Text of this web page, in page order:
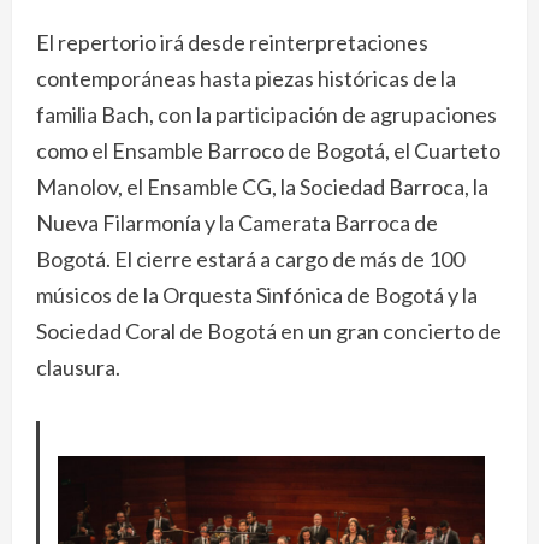
El repertorio irá desde reinterpretaciones
contemporáneas hasta piezas históricas de la
familia Bach, con la participación de agrupaciones
como el Ensamble Barroco de Bogotá, el Cuarteto
Manolov, el Ensamble CG, la Sociedad Barroca, la
Nueva Filarmonía y la Camerata Barroca de
Bogotá. El cierre estará a cargo de más de 100
músicos de la Orquesta Sinfónica de Bogotá y la
Sociedad Coral de Bogotá en un gran concierto de
clausura.